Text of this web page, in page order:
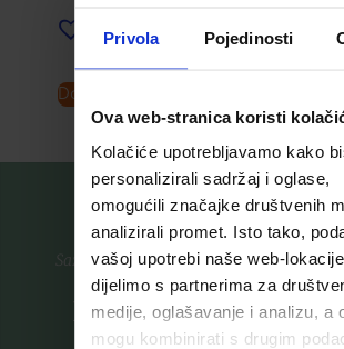
Privola Pojedinosti
Ova web-stranica koristi
Kolačiće upotrebljavamo kako
personalizirali sadržaj i oglase,
omogućili značajke društvenih
analizirali promet. Isto tako,
vašoj upotrebi naše web-lokacije
dijelimo s partnerima za
medije, oglašavanje i analizu, a
mogu kombinirati s drugim
Dodaj u listu želja
Dodaj u košaricu
Saznajte prvi za nove proizvode i
Prijavite se na listu za